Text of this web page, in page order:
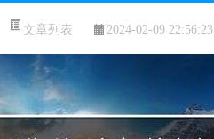
文章列表 2024-02-09 22:56:23